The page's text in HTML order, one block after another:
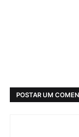
POSTAR UM